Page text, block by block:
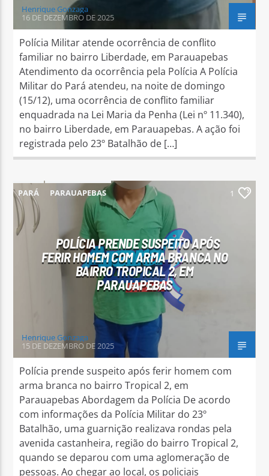
Henrique Gonzaga
16 DE DEZEMBRO DE 2025
Polícia Militar atende ocorrência de conflito
familiar no bairro Liberdade, em Parauapebas
Atendimento da ocorrência pela Polícia A Polícia
Militar do Pará atendeu, na noite de domingo
(15/12), uma ocorrência de conflito familiar
enquadrada na Lei Maria da Penha (Lei nº 11.340),
no bairro Liberdade, em Parauapebas. A ação foi
registrada pelo 23º Batalhão de […]
PARÁ PARAUAPEBAS 1
POLÍCIA PRENDE SUSPEITO APÓS
FERIR HOMEM COM ARMA BRANCA NO
BAIRRO TROPICAL 2, EM
PARAUAPEBAS
Henrique Gonzaga
15 DE DEZEMBRO DE 2025
Polícia prende suspeito após ferir homem com
arma branca no bairro Tropical 2, em
Parauapebas Abordagem da Polícia De acordo
com informações da Polícia Militar do 23º
Batalhão, uma guarnição realizava rondas pela
avenida castanheira, região do bairro Tropical 2,
quando se deparou com uma aglomeração de
pessoas. Ao chegar ao local, os policiais